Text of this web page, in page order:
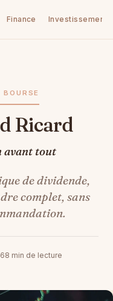
Finance Investissement
Ricard
avant tout
de dividende,
complet, sans
8 min de lecture